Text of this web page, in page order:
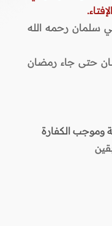
سلمان رحمه الله
حتى جاء رمضان
وموجب الكفارة